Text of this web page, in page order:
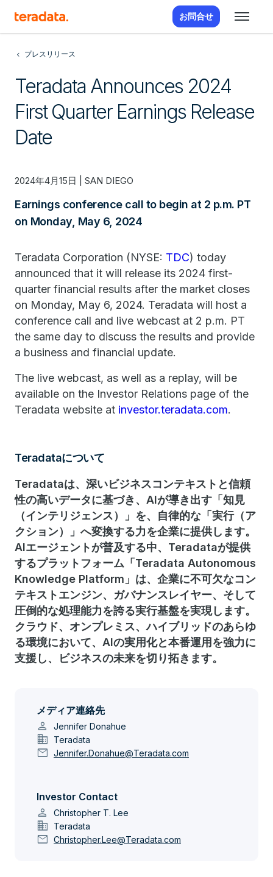
お問合せ
プレスリリース
Teradata Announces 2024
First Quarter Earnings Release
Date
2024年4月15日 | SAN DIEGO
Earnings conference call to begin at 2 p.m. PT
on Monday, May 6, 2024
Teradata Corporation (NYSE: TDC) today
announced that it will release its 2024 first-
quarter financial results after the market closes
on Monday, May 6, 2024. Teradata will host a
conference call and live webcast at 2 p.m. PT
the same day to discuss the results and provide
a business and financial update.
The live webcast, as well as a replay, will be
available on the Investor Relations page of the
Teradata website at investor.teradata.com.
Teradataについて
Teradataは、深いビジネスコンテキストと信頼
性の高いデータに基づき、AIが導き出す「知見
（インテリジェンス）」を、自律的な「実行（ア
クション）」へ変換する力を企業に提供します。
AIエージェントが普及する中、Teradataが提供
するプラットフォーム「Teradata Autonomous
Knowledge Platform」は、企業に不可欠なコン
テキストエンジン、ガバナンスレイヤー、そして
圧倒的な処理能力を誇る実行基盤を実現します。
クラウド、オンプレミス、ハイブリッドのあらゆ
る環境において、AIの実用化と本番運用を強力に
支援し、ビジネスの未来を切り拓きます。
メディア連絡先
person Jennifer Donahue
domain Teradata
mail Jennifer.Donahue@Teradata.com
Investor Contact
person Christopher T. Lee
domain Teradata
mail Christopher.Lee@Teradata.com